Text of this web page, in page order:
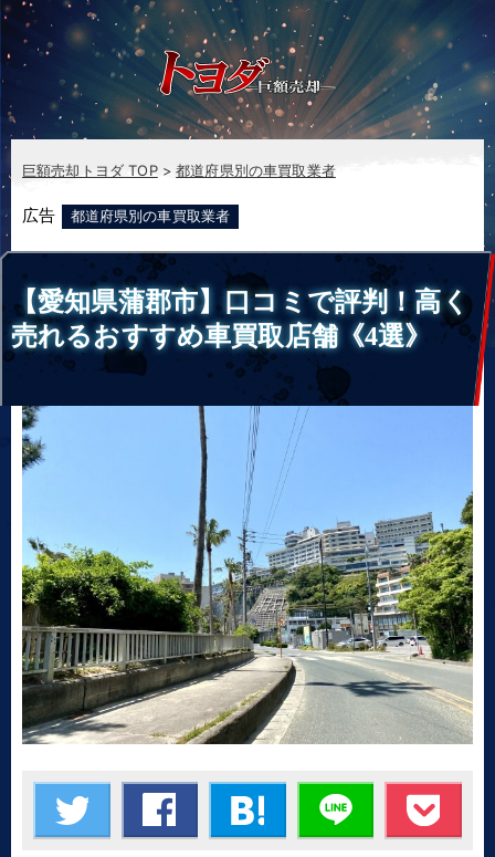
巨額売却トヨダTOP 都道府県別の車買取業者
広告 都道府県別の車買取業者
【愛知県蒲郡市】口コミで評判！高く
売れるおすすめ車買取店舗《4選》